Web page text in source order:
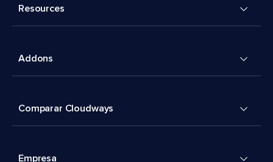
Resources
Addons
Comparar Cloudways
Empresa